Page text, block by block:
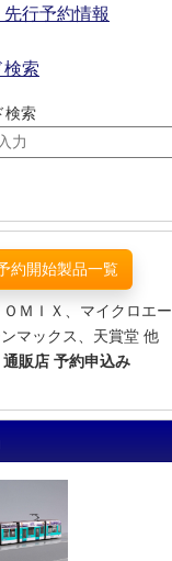
行予約情報
索
検索
約開始製品一覧
ＭＩＸ、マイクロエー
マックス、天賞堂 他
通販店 予約申込み